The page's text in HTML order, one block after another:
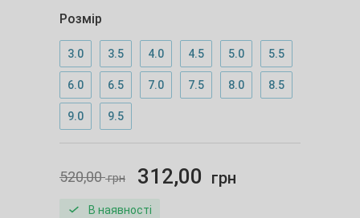
Розмір
3.0 3.5 4.0 4.5 5.0 5.5
6.0 6.5 7.0 7.5 8.0 8.5
9.0 9.5
520,00грн 312,00 грн
В наявності